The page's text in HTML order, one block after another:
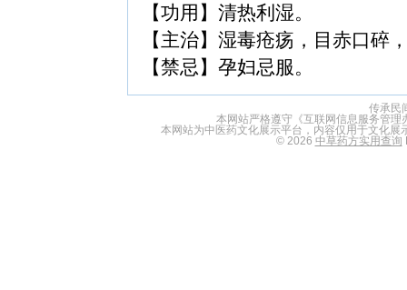
【功用】清热利湿。
【主治】湿毒疮疡，目赤口碎
【禁忌】孕妇忌服。
传承民
本网站严格遵守《互联网信息服务管
本网站为中医药文化展示平台，内容仅用于文化
© 2026 中草药方实用查询